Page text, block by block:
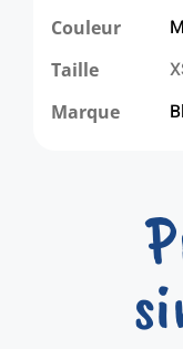
Couleur
Taille
Marque